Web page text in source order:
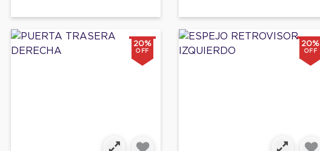
20%
OFF
20%
OFF